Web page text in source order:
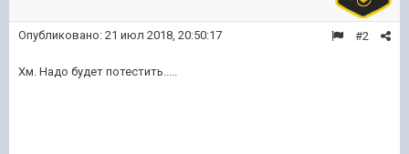
#2
Опубликовано: 21 июл 2018, 20:50:17
Хм. Надо будет потестить.....